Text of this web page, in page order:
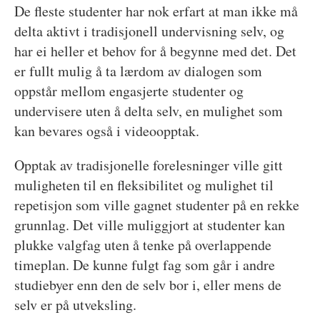
De fleste studenter har nok erfart at man ikke må
delta aktivt i tradisjonell undervisning selv, og
har ei heller et behov for å begynne med det. Det
er fullt mulig å ta lærdom av dialogen som
oppstår mellom engasjerte studenter og
undervisere uten å delta selv, en mulighet som
kan bevares også i videoopptak.
Opptak av tradisjonelle forelesninger ville gitt
muligheten til en fleksibilitet og mulighet til
repetisjon som ville gagnet studenter på en rekke
grunnlag. Det ville muliggjort at studenter kan
plukke valgfag uten å tenke på overlappende
timeplan. De kunne fulgt fag som går i andre
studiebyer enn den de selv bor i, eller mens de
selv er på utveksling.